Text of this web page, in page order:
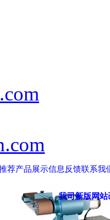
荐产品展示信息反馈联系我
我司新版网站己